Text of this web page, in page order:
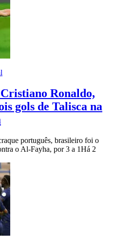
Ronaldo,
gols de Talisca na
português, brasileiro foi o
o Al-Fayha, por 3 a 1Há 2